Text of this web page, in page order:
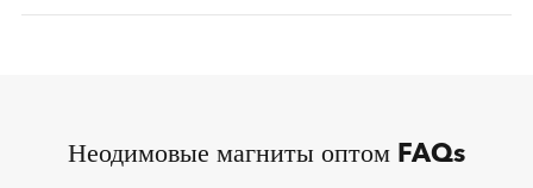
Неодимовые магниты оптом FAQs